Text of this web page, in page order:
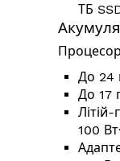
ТБ
До 24
До 17
100